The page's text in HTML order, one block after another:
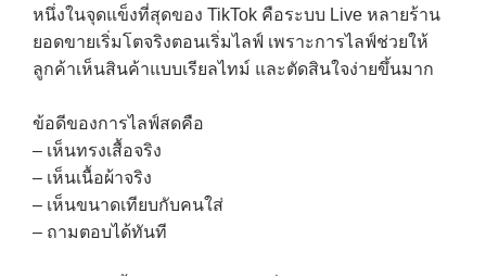
หนึ่งในจุดแข็งที่สุดของ TikTok คือระบบ Live หลายร้าน
ยอดขายเริ่มโตจริงตอนเริ่มไลฟ์ เพราะการไลฟ์ช่วยให้
ลูกค้าเห็นสินค้าแบบเรียลไทม์ และตัดสินใจง่ายขึ้นมาก
ข้อดีของการไลฟ์สดคือ
– เห็นทรงเสื้อจริง
– เห็นเนื้อผ้าจริง
– เห็นขนาดเทียบกับคนใส่
– ถามตอบได้ทันที